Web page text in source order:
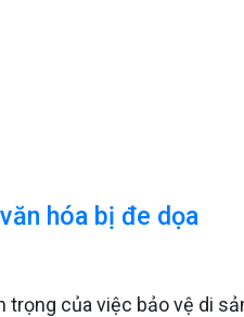
hóa bị đe dọa
của việc bảo vệ di